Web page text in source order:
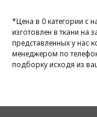
*Цена в 0 категории с
изготовлен в ткани на
представленных у нас
менеджером по
подборку исходя из